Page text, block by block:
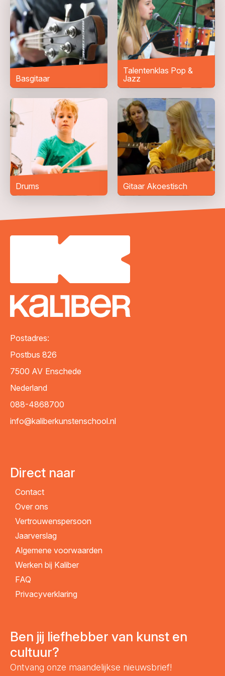
Woonplaats *
Bericht*
Basgitaar
Talentenklas Pop &
Jazz
Drums Gitaar Akoestisch
Postadres:
Postbus 826
7500 AV Enschede
Nederland
088-4868700
info@kaliberkunstenschool.nl
Direct naar
Contact
Over ons
Vertrouwenspersoon
Jaarverslag
Algemene voorwaarden
Werken bij Kaliber
FAQ
Privacyverklaring
Ben jij liefhebber van kunst en
cultuur?
Ontvang onze maandelijkse nieuwsbrief!